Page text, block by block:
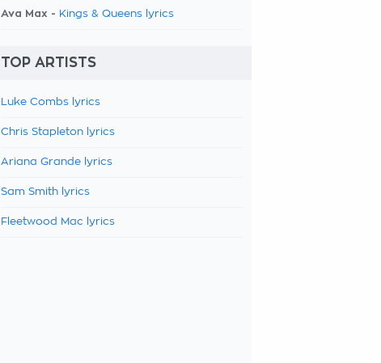
Ava Max - Kings & Queens lyrics
TOP ARTISTS
Luke Combs lyrics
Chris Stapleton lyrics
Ariana Grande lyrics
Sam Smith lyrics
Fleetwood Mac lyrics